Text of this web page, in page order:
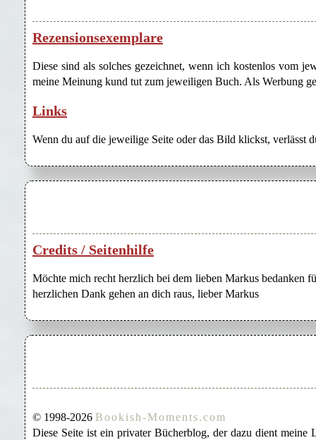
Rezensionsexemplare
Diese sind als solches gezeichnet, wenn ich kostenlos vom
meine Meinung kund tut zum jeweiligen Buch. Als Werbung
Links
Wenn du auf die jeweilige Seite oder das Bild klickst, verlässt
Credits / Seitenhilfe
Möchte mich recht herzlich bei dem lieben Markus bedanken
herzlichen Dank gehen an dich raus, lieber Markus
© 1998-2026 Bookish-Moments.com
Diese Seite ist ein privater Bücherblog, der dazu dient meine